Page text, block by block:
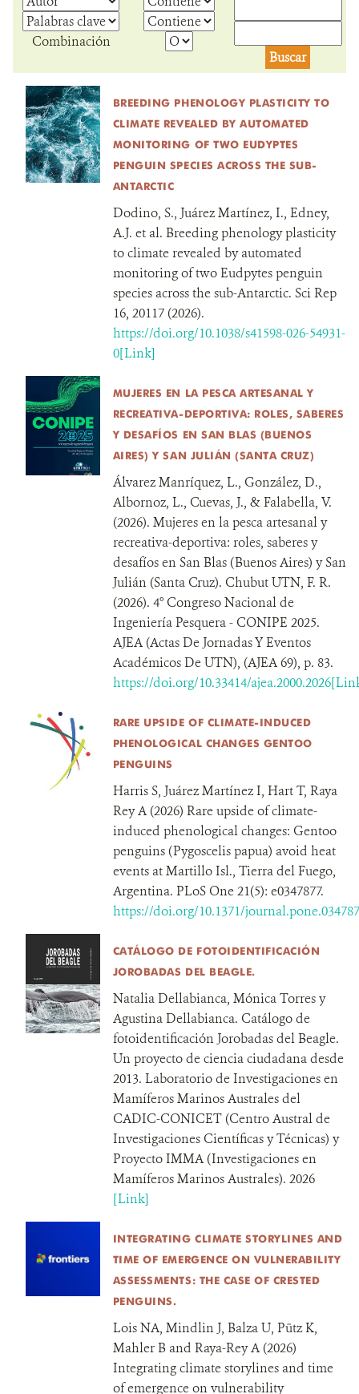
DONA
Combinación
BREEDING PHENOLOGY PLASTICITY TO
CLIMATE REVEALED BY AUTOMATED
MONITORING OF TWO EUDYPTES
PENGUIN SPECIES ACROSS THE SUB-
ANTARCTIC
Dodino, S., Juárez Martínez, I., Edney,
A.J. et al. Breeding phenology plasticity
to climate revealed by automated
monitoring of two Eudpytes penguin
species across the sub-Antarctic. Sci Rep
16, 20117 (2026).
https://doi.org/10.1038/s41598-026-54931-
0[Link]
MUJERES EN LA PESCA ARTESANAL Y
RECREATIVA-DEPORTIVA: ROLES, SABERES
Y DESAFÍOS EN SAN BLAS (BUENOS
AIRES) Y SAN JULIÁN (SANTA CRUZ)
Álvarez Manríquez, L., González, D.,
Albornoz, L., Cuevas, J., & Falabella, V.
(2026). Mujeres en la pesca artesanal y
recreativa-deportiva: roles, saberes y
desafíos en San Blas (Buenos Aires) y San
Julián (Santa Cruz). Chubut UTN, F. R.
(2026). 4° Congreso Nacional de
Ingeniería Pesquera - CONIPE 2025.
AJEA (Actas De Jornadas Y Eventos
Académicos De UTN), (AJEA 69), p. 83.
https://doi.org/10.33414/
RARE UPSIDE OF CLIMATE-INDUCED
PHENOLOGICAL CHANGES GENTOO
PENGUINS
Harris S, Juárez Martínez I, Hart T, Raya
Rey A (2026) Rare upside of climate-
induced phenological changes: Gentoo
penguins (Pygoscelis papua) avoid heat
events at Martillo Isl., Tierra del Fuego,
Argentina. PLoS One 21(5): e0347877.
https://doi.org/10.1371/
CATÁLOGO DE FOTOIDENTIFICACIÓN
JOROBADAS DEL BEAGLE.
Natalia Dellabianca, Mónica Torres y
Agustina Dellabianca. Catálogo de
fotoidentificación Jorobadas del Beagle.
Un proyecto de ciencia ciudadana desde
2013. Laboratorio de Investigaciones en
Mamíferos Marinos Australes del
CADIC-CONICET (Centro Austral de
Investigaciones Científicas y Técnicas) y
Proyecto IMMA (Investigaciones en
Mamíferos Marinos Australes). 2026
[Link]
INTEGRATING CLIMATE STORYLINES AND
TIME OF EMERGENCE ON VULNERABILITY
ASSESSMENTS: THE CASE OF CRESTED
PENGUINS.
Lois NA, Mindlin J, Balza U, Pütz K,
Mahler B and Raya-Rey A (2026)
Integrating climate storylines and time
of emergence on vulnerability